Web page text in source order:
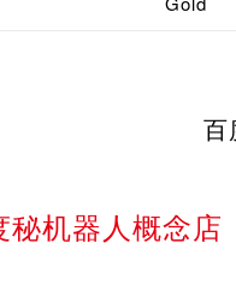
百
机器人概念店